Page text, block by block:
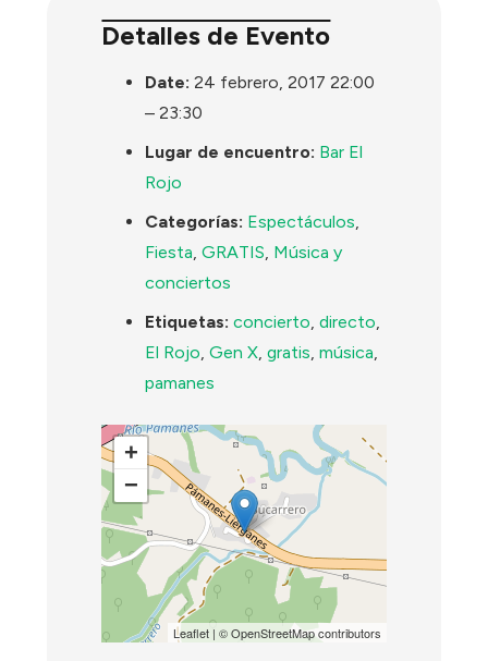
Detalles de Evento
Date: 24 febrero, 2017 22:00
–23:30
Lugar de encuentro: Bar El
Rojo
Categorías: Espectáculos
Fiesta ,GRATIS Música y
conciertos
Etiquetas: concierto ,directo
El Rojo ,Gen X ,gratis ,música
pamanes
+
−
Leaflet| ©OpenStreetMapcontributors